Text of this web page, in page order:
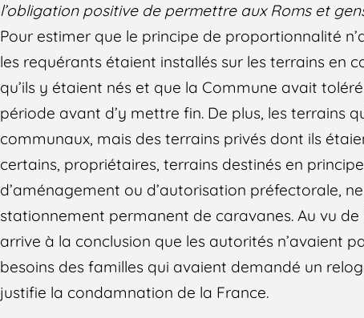
l’obligation positive de permettre aux Roms et
Pour estimer que le principe de proportionnalité
les requérants étaient installés sur les terrains en
qu’ils y étaient nés et que la Commune avait
période avant d’y mettre fin. De plus, les terrains
communaux, mais des terrains privés dont ils
certains, propriétaires, terrains destinés en
d’aménagement ou d’autorisation préfectorale,
stationnement permanent de caravanes. Au vu de
arrive à la conclusion que les autorités n’avaient
besoins des familles qui avaient demandé un
justifie la condamnation de la France.